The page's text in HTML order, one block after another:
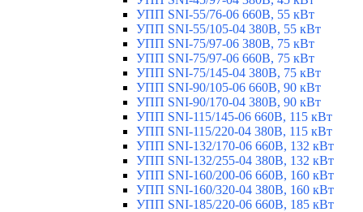
УПП SNI-55/76-06 660В, 55 кВт
УПП SNI-55/105-04 380В, 55 кВт
УПП SNI-75/97-06 380В, 75 кВт
УПП SNI-75/97-06 660В, 75 кВт
УПП SNI-75/145-04 380В, 75 кВт
УПП SNI-90/105-06 660В, 90 кВт
УПП SNI-90/170-04 380В, 90 кВт
УПП SNI-115/145-06 660В, 115 кВт
УПП SNI-115/220-04 380В, 115 кВт
УПП SNI-132/170-06 660В, 132 кВт
УПП SNI-132/255-04 380В, 132 кВт
УПП SNI-160/200-06 660В, 160 кВт
УПП SNI-160/320-04 380В, 160 кВт
УПП SNI-185/220-06 660В, 185 кВт